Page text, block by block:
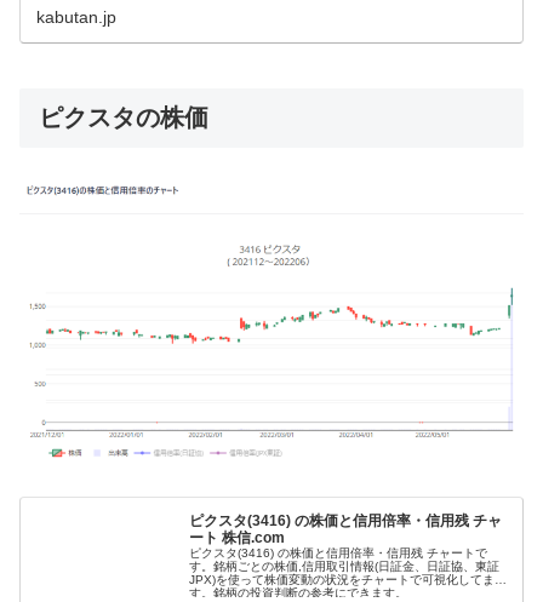
kabutan.jp
ピクスタの株価
ピクスタ(3416) の株価と信用倍率・信用残 チャ
ート 株信.com
ピクスタ(3416) の株価と信用倍率・信用残 チャートで
す。銘柄ごとの株価,信用取引情報(日証金、日証協、東証
JPX)を使って株価変動の状況をチャートで可視化してま
す。銘柄の投資判断の参考にできます。